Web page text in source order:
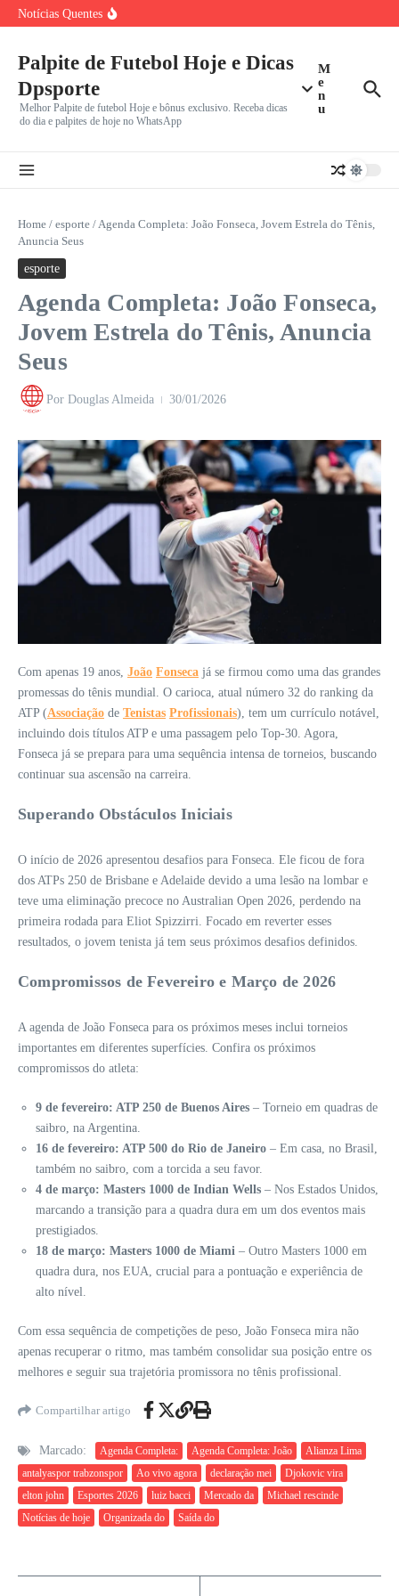
Ir para o conteúdo
Notícias Quentes
Montreal
Iniciam Caminhada na
Vini Jr. Apaga Tudo do Instagram e Recusa Proposta do
Palpite de Futebol Hoje e Dicas
Dpsporte
Melhor Palpite de futebol Hoje e bônus exclusivo. Receba dicas
do dia e palpites de hoje no WhatsApp
M
e
n
u
Home / esporte /Agenda Completa: João Fonseca, Jovem Estrela do Tênis,
Anuncia Seus
esporte
Agenda Completa: João Fonseca,
Jovem Estrela do Tênis, Anuncia
Seus
Por Douglas Almeida 30/01/2026
Com apenas 19 anos, João Fonseca já se firmou como uma das grandes
promessas do tênis mundial. O carioca, atual número 32 do ranking da
ATP (Associação de Tenistas Profissionais), tem um currículo notável,
incluindo dois títulos ATP e uma passagem pelo Top-30. Agora,
Fonseca já se prepara para uma sequência intensa de torneios, buscando
continuar sua ascensão na carreira.
Superando Obstáculos Iniciais
O início de 2026 apresentou desafios para Fonseca. Ele ficou de fora
dos ATPs 250 de Brisbane e Adelaide devido a uma lesão na lombar e
teve uma eliminação precoce no Australian Open 2026, perdendo na
primeira rodada para Eliot Spizzirri. Focado em reverter esses
resultados, o jovem tenista já tem seus próximos desafios definidos.
Compromissos de Fevereiro e Março de 2026
A agenda de João Fonseca para os próximos meses inclui torneios
importantes em diferentes superfícies. Confira os próximos
compromissos do atleta:
9 de fevereiro: ATP 250 de Buenos Aires – Torneio em quadras de
saibro, na Argentina.
16 de fevereiro: ATP 500 do Rio de Janeiro – Em casa, no Brasil,
também no saibro, com a torcida a seu favor.
4 de março: Masters 1000 de Indian Wells – Nos Estados Unidos,
marcando a transição para a quadra dura em um dos eventos mais
prestigiados.
18 de março: Masters 1000 de Miami – Outro Masters 1000 em
quadra dura, nos EUA, crucial para a pontuação e experiência de
alto nível.
Com essa sequência de competições de peso, João Fonseca mira não
apenas recuperar o ritmo, mas também consolidar sua posição entre os
melhores e seguir sua trajetória promissora no tênis profissional.
Compartilhar artigo
Marcado: Agenda Completa: Agenda Completa: João
Alianza Lima
antalyaspor trabzonspor
Ao vivo agora declaração mei
Djokovic vira
elton john
Esportes 2026 luiz bacci Mercado da
Michael rescinde
Notícias de hoje
Organizada do Saída do